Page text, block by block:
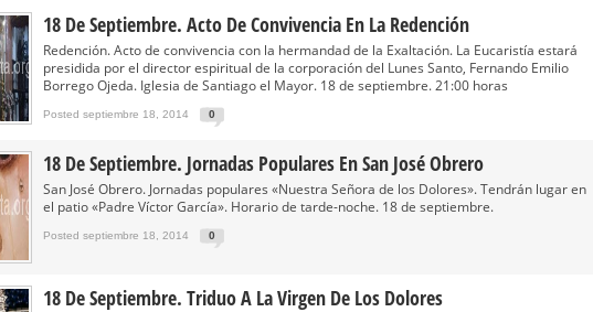
Función Principal de Instituto a la Virgen del Valle
Besapié y Besamano en la Quinta Angustia
Gitanos: Besamanos del Señor de la Salud
18 De Septiembre. Acto De Convivencia En La Redención
Redención. Acto de convivencia con la hermandad de la Exaltación. La Eucaristía estará
presidida por el director espiritual de la corporación del Lunes Santo, Fernando Emilio
Borrego Ojeda. Iglesia de Santiago el Mayor. 18 de septiembre. 21:00 horas
Posted septiembre 18, 2014 0
18 De Septiembre. Jornadas Populares En San José Obrero
San José Obrero. Jornadas populares «Nuestra Señora de los Dolores». Tendrán lugar en
el patio «Padre Víctor García». Horario de tarde-noche. 18 de septiembre.
Posted septiembre 18, 2014 0
18 De Septiembre. Triduo A La Virgen De Los Dolores